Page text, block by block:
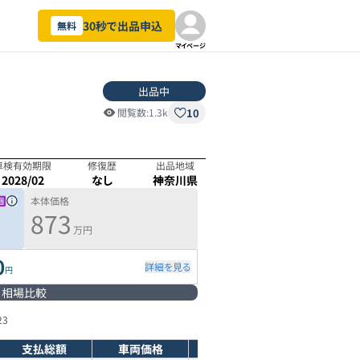
無料 30秒で出品申込
マイページ
出品中
閲覧数:1.3k 10
検有効期限
2028/02
修復歴
なし
出品地域
神奈川県
本体価格
873 万円
円 詳細を見る
相場比較
支払総額 車両価格